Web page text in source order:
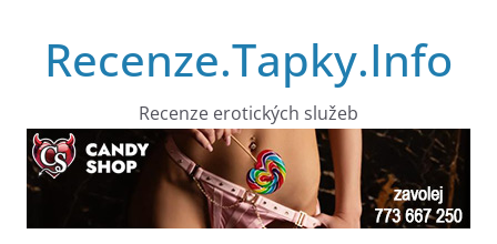
obsahRecenze.Tapky.Info
Recenze erotických služeb